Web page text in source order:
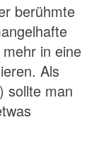
berühmte
in eine
Als
sollte man